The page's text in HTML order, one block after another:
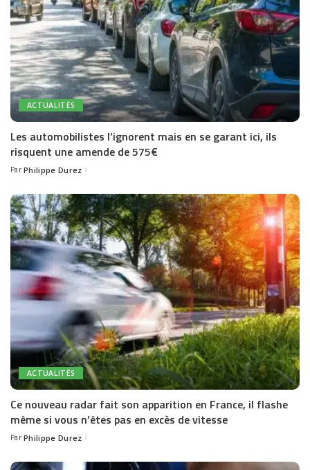
ACTUALITÉS
Les automobilistes l’ignorent mais en se garant ici, ils
risquent une amende de 575€
Posted
Par Philippe Durez
ACTUALITÉS
Ce nouveau radar fait son apparition en France, il flashe
même si vous n’êtes pas en excès de vitesse
Posted
Par Philippe Durez